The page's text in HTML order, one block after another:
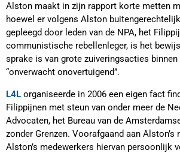
Alston maakt in zijn rapport korte metten
hoewel er volgens Alston
gepleegd door leden van de NPA, het
communistische rebellenleger, is het
sprake is van grote zuiveringsacties binnen
“onverwacht onovertuigend”.
L4L organiseerde in 2006 een eigen fact
Filippijnen met steun van onder meer de
Advocaten, het Bureau van de
zonder Grenzen. Voorafgaand aan Alston’s
Alston’s medewerkers hiervan persoonlijk